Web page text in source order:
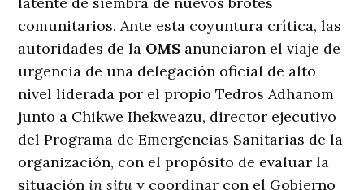
comunitarios. Ante esta coyuntura crítica, las
autoridades de la OMS anunciaron el viaje de
urgencia de una delegación oficial de alto
nivel liderada por el propio Tedros Adhanom
junto a Chikwe Ihekweazu, director ejecutivo
del Programa de Emergencias Sanitarias de la
organización, con el propósito de evaluar la
situaciónin situ y coordinar con el Gobierno